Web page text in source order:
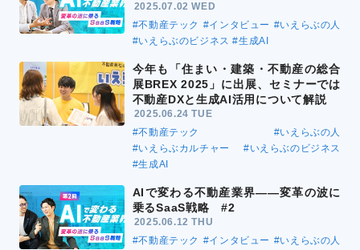
2025.07.02 WED
#不動産テック #インタビュー #いえらぶの人
#いえらぶのビジネス #生成AI
今年も「住まい・建築・不動産の総合
展BREX 2025」に出展、セミナーでは
不動産DXと生成AI活用について解説
2025.06.24 TUE
#不動産テック
#いえらぶの人
#いえらぶカルチャー
#いえらぶのビジネス
#生成AI
AIで変わる不動産業界――変革の波に
乗るSaaS戦略 #2
2025.06.12 THU
#不動産テック #インタビュー #いえらぶの人